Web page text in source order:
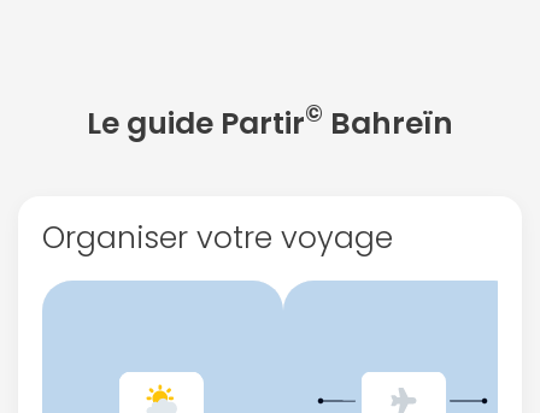
Le guide Partir© Bahreïn
Organiser votre voyage